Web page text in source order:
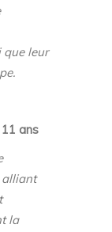
que leur
ans
alliant
la